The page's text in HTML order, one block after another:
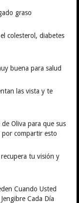
graso
colesterol, diabetes
buena para salud
las vista y te
Oliva para que sus
por compartir esto
tu visión y
Cuando Usted
Cada Día